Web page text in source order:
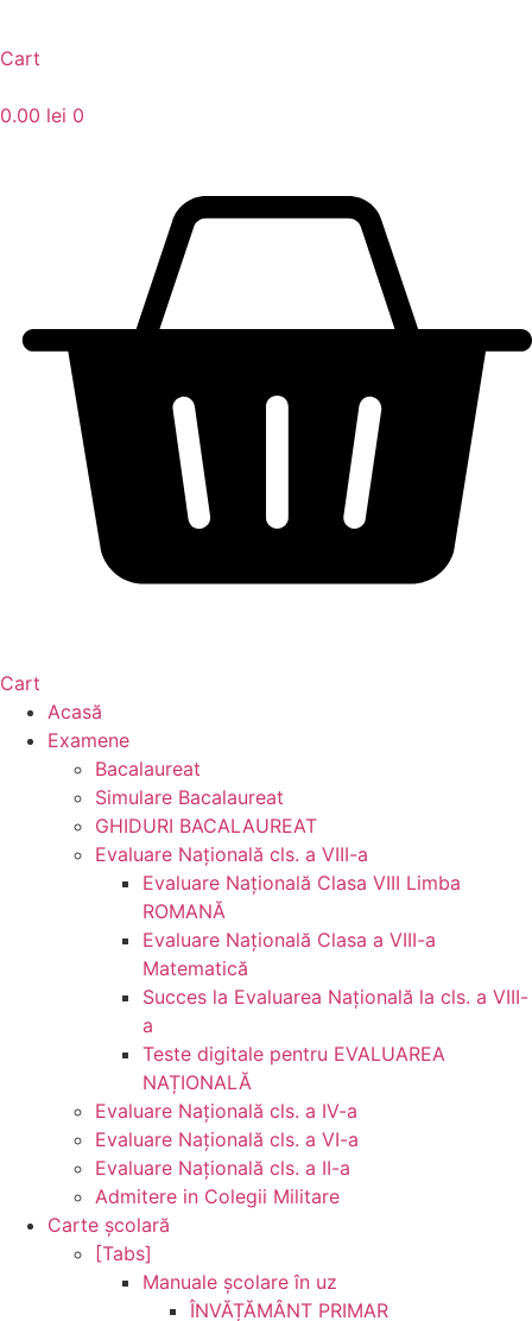
Cart
0.00 lei 0
Cart
Acasă
Examene
Bacalaureat
Simulare Bacalaureat
GHIDURI BACALAUREAT
Evaluare Naţională cls. a VIII-a
Evaluare Naţională Clasa VIII Limba
ROMANĂ
Evaluare Naţională Clasa a VIII-a
Matematică
Succes la Evaluarea Națională la cls. a VIII-
a
Teste digitale pentru EVALUAREA
NAȚIONALĂ
Evaluare Naţională cls. a IV-a
Evaluare Naţională cls. a VI-a
Evaluare Naţională cls. a II-a
Admitere in Colegii Militare
Carte şcolară
[Tabs]
Manuale şcolare în uz
ÎNVĂȚĂMÂNT PRIMAR